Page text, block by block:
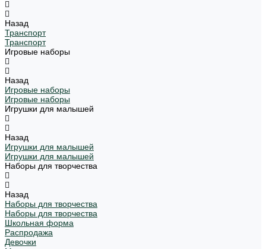
Назад
Транспорт
Транспорт
Игровые наборы
Назад
Игровые наборы
Игровые наборы
Игрушки для малышей
Назад
Игрушки для малышей
Игрушки для малышей
Наборы для творчества
Назад
Наборы для творчества
Наборы для творчества
Школьная форма
Распродажа
Девочки